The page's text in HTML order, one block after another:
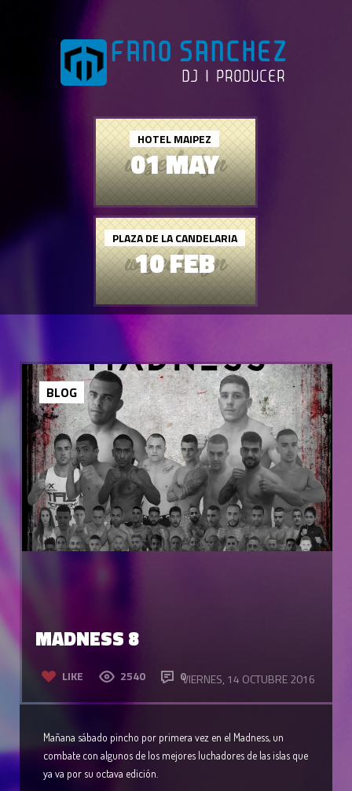
01 MAY
HOTEL MAIPEZ
10 FEB
PLAZA DE LA CANDELARIA
MADNESS 8
LIKE 2540 0VIERNES, 14 OCTUBRE 2016
BLOG
Mañana sábado pincho por primera vez en el Madness, un
combate con algunos de los mejores luchadores de las islas que
ya va por su octava edición.